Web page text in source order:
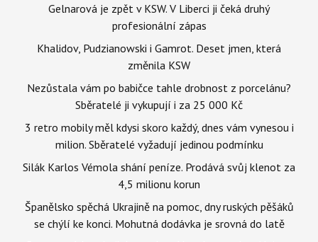
Gelnarová je zpět v KSW. V Liberci ji čeká druhý
profesionální zápas
Khalidov, Pudzianowski i Gamrot. Deset jmen, která
změnila KSW
Nezůstala vám po babičce tahle drobnost z porcelánu?
Sběratelé ji vykupují i za 25 000 Kč
3 retro mobily měl kdysi skoro každý, dnes vám vynesou i
milion. Sběratelé vyžadují jedinou podmínku
Silák Karlos Vémola shání peníze. Prodává svůj klenot za
4,5 milionu korun
Španělsko spěchá Ukrajině na pomoc, dny ruských pěšáků
se chýlí ke konci. Mohutná dodávka je srovná do latě